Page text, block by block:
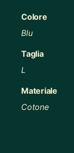
Colore
Blu
Taglia
L
Materiale
Cotone